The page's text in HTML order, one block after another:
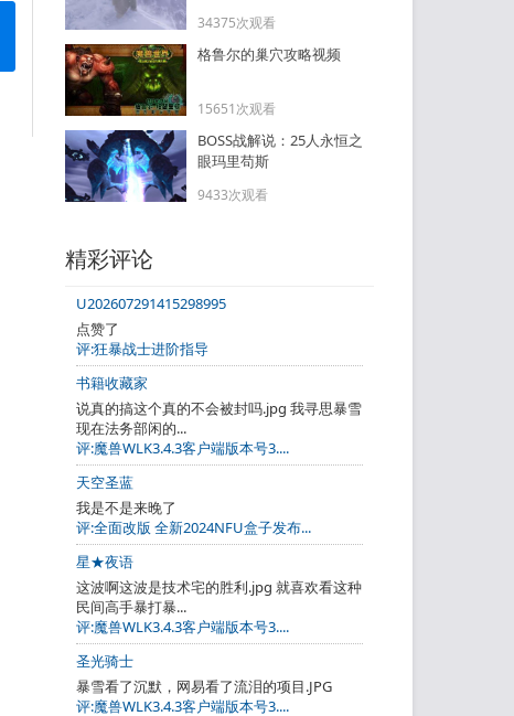
34375次观看
格鲁尔的巢穴攻略视频
15651次观看
BOSS战解说：25人永恒之
眼玛里苟斯
9433次观看
精彩评论
U202607291415298995
点赞了
评:狂暴战士进阶指导
书籍收藏家
说真的搞这个真的不会被封吗.jpg 我寻思暴雪
现在法务部闲的...
评:魔兽WLK3.4.3客户端版本号3....
天空圣蓝
我是不是来晚了
评:全面改版 全新2024NFU盒子发布...
星★夜语
这波啊这波是技术宅的胜利.jpg 就喜欢看这种
民间高手暴打暴...
评:魔兽WLK3.4.3客户端版本号3....
圣光骑士
暴雪看了沉默，网易看了流泪的项目.JPG
评:魔兽WLK3.4.3客户端版本号3....